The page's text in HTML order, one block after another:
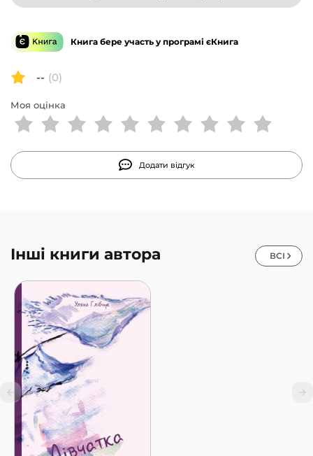
Книга бере участь у програмі єКнига
-- (0)
Моя оцінка
Додати відгук
Інші книги автора ВСІ